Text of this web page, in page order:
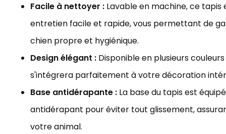
Facile à nettoyer : Lavable en machine, ce tapis
entretien facile et rapide, vous permettant de
chien propre et hygiénique.
Design élégant : Disponible en plusieurs
s'intégrera parfaitement à votre décoration
Base antidérapante : La base du tapis est
antidérapant pour éviter tout glissement,
votre animal.